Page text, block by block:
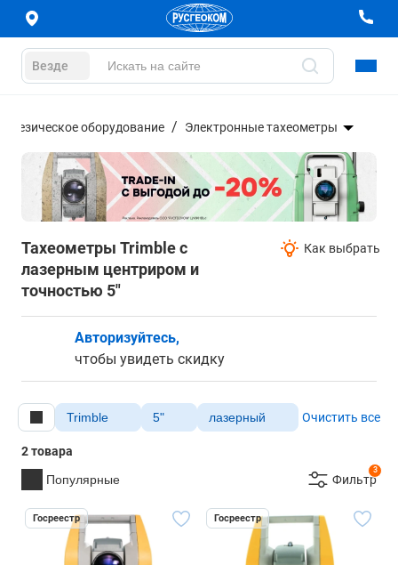
Везде
оборудование Электронные тахеометры
Тахеометры Trimble с
лазерным центриром и
точностью 5"
Как выбрать
Авторизуйтесь,
чтобы увидеть скидку
Trimble 5" лазерный Очистить все
2 товара
Популярные
3
Фильтр
Госреестр Госреестр